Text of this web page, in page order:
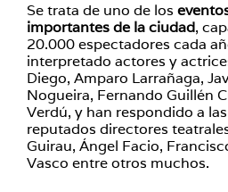
Se trata de uno de los
importantes de la ciudad,
20.000 espectadores cada
interpretado actores y
Diego, Amparo Larrañaga,
Nogueira, Fernando Guillén
Verdú, y han respondido a
reputados directores
Guirau, Ángel Facio,
Vasco entre otros muchos.